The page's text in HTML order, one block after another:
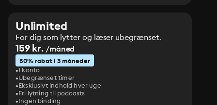
Unlimited
For dig som lytter og læser ubegrænset.
159 kr. /måned
50% rabat i 3 måneder
1 konto
Ubegrænset timer
Eksklusivt indhold hver uge
Fri lytning til podcasts
Ingen binding